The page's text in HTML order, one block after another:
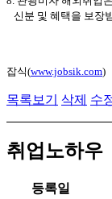
신분 및 혜택을 보장
잡식(www.jobsik.com)
목록보기 삭제 수
취업노하우
등록일